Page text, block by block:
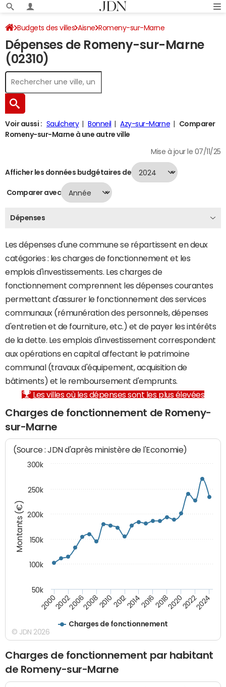
Budgets des villes Aisne Romeny-sur-Marne
Dépenses 2024
Dépenses de Romeny-sur-Marne
(02310)
Voir aussi : Saulchery Bonneil Azy-sur-Marne
Comparer
Romeny-sur-Marne à une autre ville
Mise à jour le 07/11/25
Afficher les données budgétaires de
Comparer avec
Dépenses
Les dépenses d'une commune se répartissent en deux
catégories : les charges de fonctionnement et les
emplois d'investissements. Les charges de
fonctionnement comprennent les dépenses courantes
permettant d'assurer le fonctionnement des services
communaux (rémunération des personnels, dépenses
d'entretien et de fourniture, etc.) et de payer les intérêts
de la dette. Les emplois d'investissement correspondent
aux opérations en capital affectant le patrimoine
communal (travaux d'équipement, acquisition de
bâtiments) et le remboursement d'emprunts.
Les villes où les dépenses sont les plus élevées
Charges de fonctionnement de Romeny-
sur-Marne
Montants (€)
(Source : JDN d'après ministère de l'Economie)
Charges de fonctionnement
200020022006200820102012201420162018202020222024
50k
100k
150k
200k
250k
300k
© JDN 2026
Charges de fonctionnement par habitant
de Romeny-sur-Marne